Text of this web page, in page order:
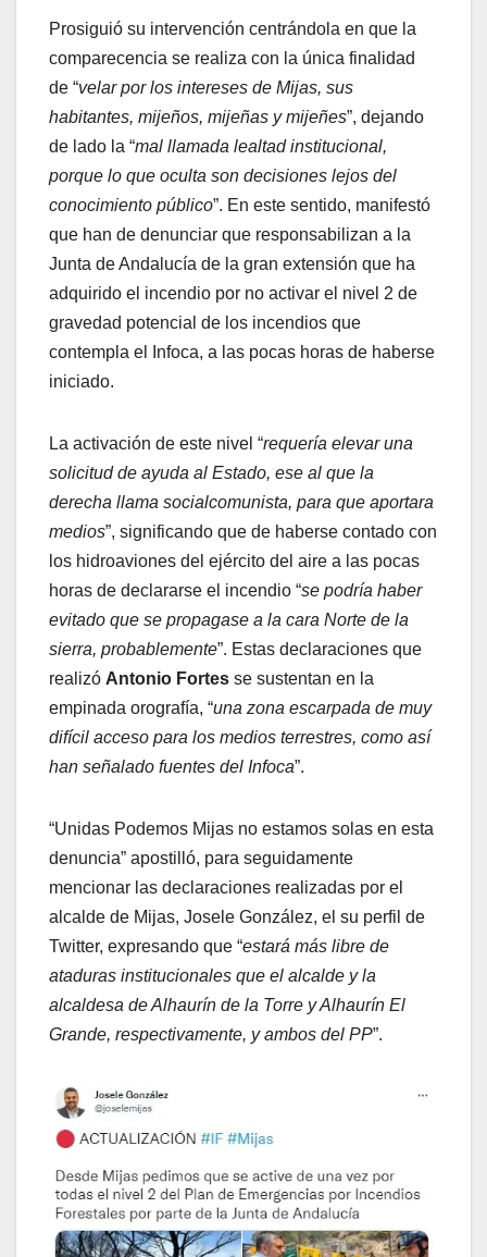
Prosiguió su intervención centrándola en que la
comparecencia se realiza con la única finalidad
de “velar por los intereses de Mijas, sus
habitantes, mijeños, mijeñas y mijeñes”, dejando
de lado la “mal llamada lealtad institucional,
porque lo que oculta son decisiones lejos del
conocimiento público”. En este sentido, manifestó
que han de denunciar que responsabilizan a la
Junta de Andalucía de la gran extensión que ha
adquirido el incendio por no activar el nivel 2 de
gravedad potencial de los incendios que
contempla el Infoca, a las pocas horas de haberse
iniciado.
La activación de este nivel “requería elevar una
solicitud de ayuda al Estado, ese al que la
derecha llama socialcomunista, para que aportara
medios”, significando que de haberse contado con
los hidroaviones del ejército del aire a las pocas
horas de declararse el incendio “se podría haber
evitado que se propagase a la cara Norte de la
sierra, probablemente”. Estas declaraciones que
realizó Antonio Fortes se sustentan en la
empinada orografía, “una zona escarpada de muy
difícil acceso para los medios terrestres, como así
han señalado fuentes del Infoca”.
“Unidas Podemos Mijas no estamos solas en esta
denuncia” apostilló, para seguidamente
mencionar las declaraciones realizadas por el
alcalde de Mijas, Josele González, el su perfil de
Twitter, expresando que “estará más libre de
ataduras institucionales que el alcalde y la
alcaldesa de Alhaurín de la Torre y Alhaurín El
Grande, respectivamente, y ambos del PP”.